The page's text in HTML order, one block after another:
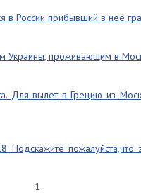
в России прибывший в неё
проживающим в
Для вылет в Грецию из
пожалуйста,что
1